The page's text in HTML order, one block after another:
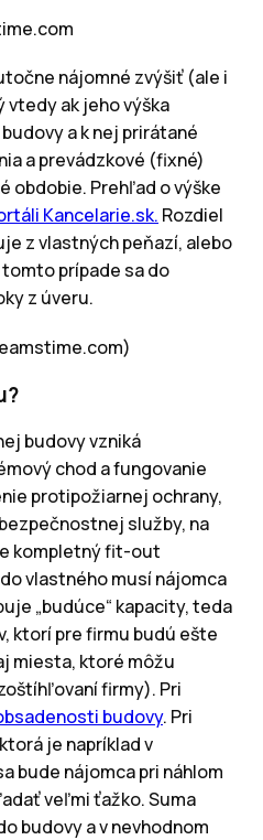
nájomné zvýšiť (ale i
vtedy ak jeho výška
a k nej prirátané
a prevádzkové (fixné)
obdobie. Prehľad o výške
Kancelarie.sk. Rozdiel
z vlastných peňazí, alebo
prípade sa do
z úveru.
budovy vzniká
chod a fungovanie
protipožiarnej ochrany,
služby, na
kompletný fit-out
vlastného musí nájomca
„budúce“ kapacity, teda
ktorí pre firmu budú ešte
miesta, ktoré môžu
firmy). Pri
budovy. Pri
je napríklad v
bude nájomca pri náhlom
veľmi ťažko. Suma
budovy a v nevhodnom